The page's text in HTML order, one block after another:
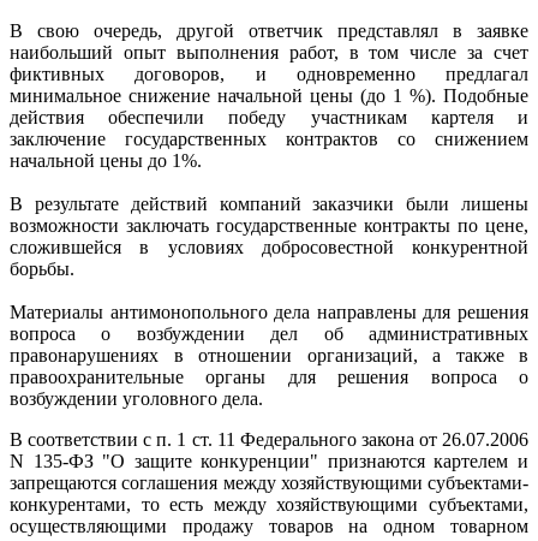
В свою очередь, другой ответчик представлял в заявке
наибольший опыт выполнения работ, в том числе за счет
фиктивных договоров, и одновременно предлагал
минимальное снижение начальной цены (до 1 %). Подобные
действия обеспечили победу участникам картеля и
заключение государственных контрактов со снижением
начальной цены до 1%.
В результате действий компаний заказчики были лишены
возможности заключать государственные контракты по цене,
сложившейся в условиях добросовестной конкурентной
борьбы.
Материалы антимонопольного дела направлены для решения
вопроса о возбуждении дел об административных
правонарушениях в отношении организаций, а также в
правоохранительные органы для решения вопроса о
возбуждении уголовного дела.
В соответствии с п. 1 ст. 11 Федерального закона от 26.07.2006
N 135-ФЗ "О защите конкуренции" признаются картелем и
запрещаются соглашения между хозяйствующими субъектами-
конкурентами, то есть между хозяйствующими субъектами,
осуществляющими продажу товаров на одном товарном